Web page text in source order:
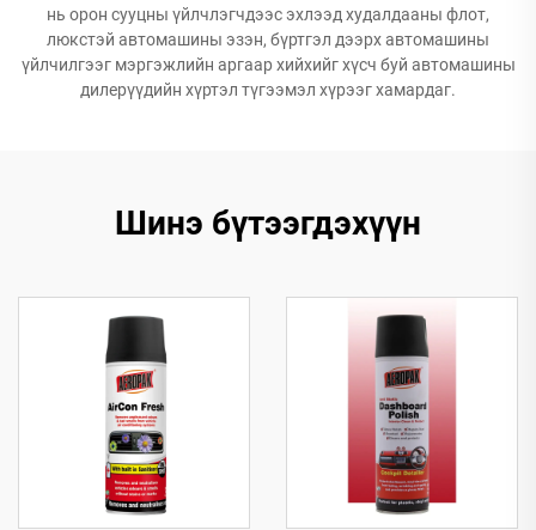
нь орон сууцны үйлчлэгчдээс эхлээд худалдааны флот,
люкстэй автомашины эзэн, бүртгэл дээрх автомашины
үйлчилгээг мэргэжлийн аргаар хийхийг хүсч буй автомашины
дилерүүдийн хүртэл түгээмэл хүрээг хамардаг.
Шинэ бүтээгдэхүүн